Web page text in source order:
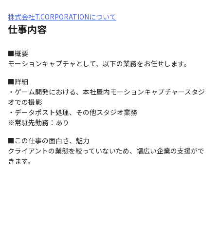
株式会社T.CORPORATIONについて
仕事内容
■概要
モーションキャプチャとして、以下の業務をお任せします。
■詳細
・ゲーム開発における、本社屋内モーションキャプチャースタジ
オでの撮影
・データポスト処理、その他スタジオ業務
※常駐先勤務：あり
■この仕事の面白さ、魅力
クライアントの業態を絞っていないため、幅広い企業の支援がで
きます。